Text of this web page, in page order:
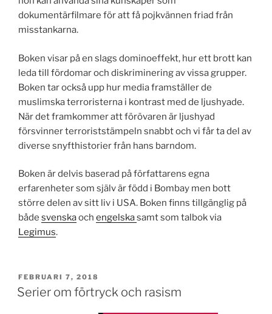
dokumentärfilmare för att få pojkvännen friad från
misstankarna.
Boken visar på en slags dominoeffekt, hur ett brott kan
leda till fördomar och diskriminering av vissa grupper.
Boken tar också upp hur media framställer de
muslimska terroristerna i kontrast med de ljushyade.
När det framkommer att förövaren är ljushyad
försvinner terroriststämpeln snabbt och vi får ta del av
diverse snyfthistorier från hans barndom.
Boken är delvis baserad på författarens egna
erfarenheter som själv är född i Bombay men bott
större delen av sitt liv i USA. Boken finns tillgänglig på
både svenskaoch engelskasamt som talbok via
Legimus.
PUBLICERAT
FEBRUARI 7, 2018
Serier om förtryck och rasism